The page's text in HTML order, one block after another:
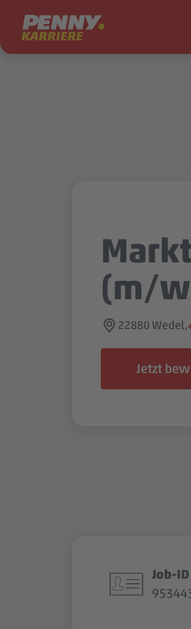
Zum Inhalt springen
(m/
22880 Wedel,
Jetzt
Job-ID